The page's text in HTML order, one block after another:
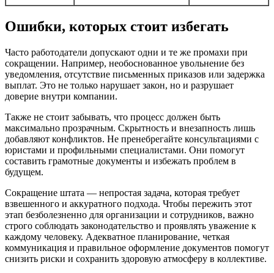
Ошибки, которых стоит избегать
Часто работодатели допускают одни и те же промахи при
сокращении. Например, необоснованное увольнение без
уведомления, отсутствие письменных приказов или задержка
выплат. Это не только нарушает закон, но и разрушает
доверие внутри компании.
Также не стоит забывать, что процесс должен быть
максимально прозрачным. Скрытность и внезапность лишь
добавляют конфликтов. Не пренебрегайте консультациями с
юристами и профильными специалистами. Они помогут
составить грамотные документы и избежать проблем в
будущем.
Сокращение штата — непростая задача, которая требует
взвешенного и аккуратного подхода. Чтобы пережить этот
этап безболезненно для организации и сотрудников, важно
строго соблюдать законодательство и проявлять уважение к
каждому человеку. Адекватное планирование, четкая
коммуникация и правильное оформление документов помогут
снизить риски и сохранить здоровую атмосферу в коллективе.